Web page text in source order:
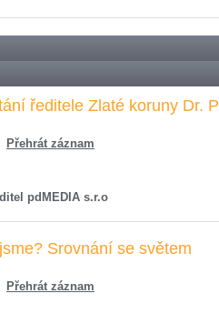
ředitele Zlaté koruny Dr.
Přehrát záznam
pdMEDIA s.r.o
Srovnání se světem
Přehrát záznam